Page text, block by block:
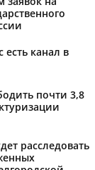
канал в
почти 3,8
расследовать